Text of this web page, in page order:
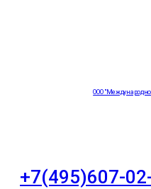
ООО
+7(495)607-